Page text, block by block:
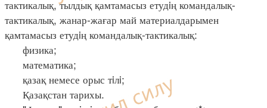
тактикалық, тылдық қамтамасыз етудiң командалық-
тактикалық, жанар-жағар май материалдарымен
қамтамасыз етудiң командалық-тактикалық:
физика;
математика;
қазақ немесе орыс тiлi;
Қазақстан тарихы.